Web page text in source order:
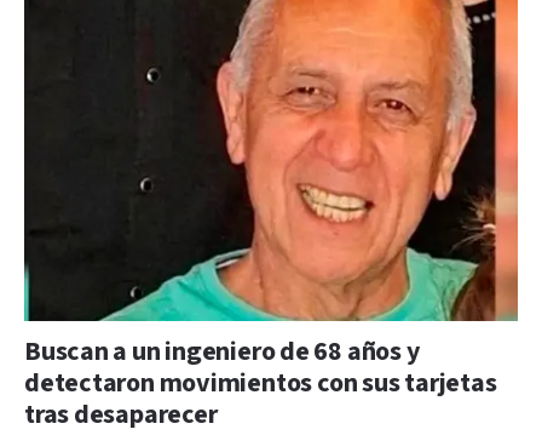
Buscan a un ingeniero de 68 años y
detectaron movimientos con sus tarjetas
tras desaparecer